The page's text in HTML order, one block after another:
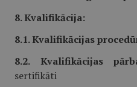
8. Kvalifikācija:
8.1. Kvalifikācijas
8.2. Kvalifikācijas
sertifikāti